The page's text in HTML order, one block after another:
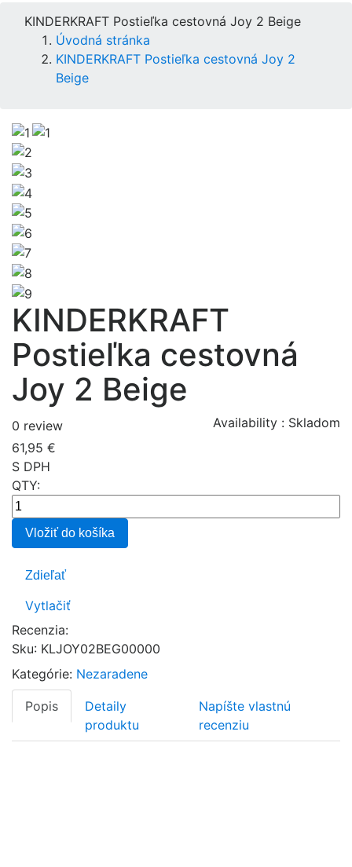
KINDERKRAFT Postieľka cestovná Joy 2 Beige
Úvodná stránka
KINDERKRAFT Postieľka cestovná Joy 2
Beige
KINDERKRAFT
Postieľka cestovná
Joy 2 Beige
0 review Availability : Skladom
61,95 €
S DPH
QTY:
Vložiť do košíka
Zdieľať
Vytlačiť
Recenzia:
Sku: KLJOY02BEG00000
Kategórie: Nezaradene
Popis
Detaily
produktu
Napíšte vlastnú
recenziu